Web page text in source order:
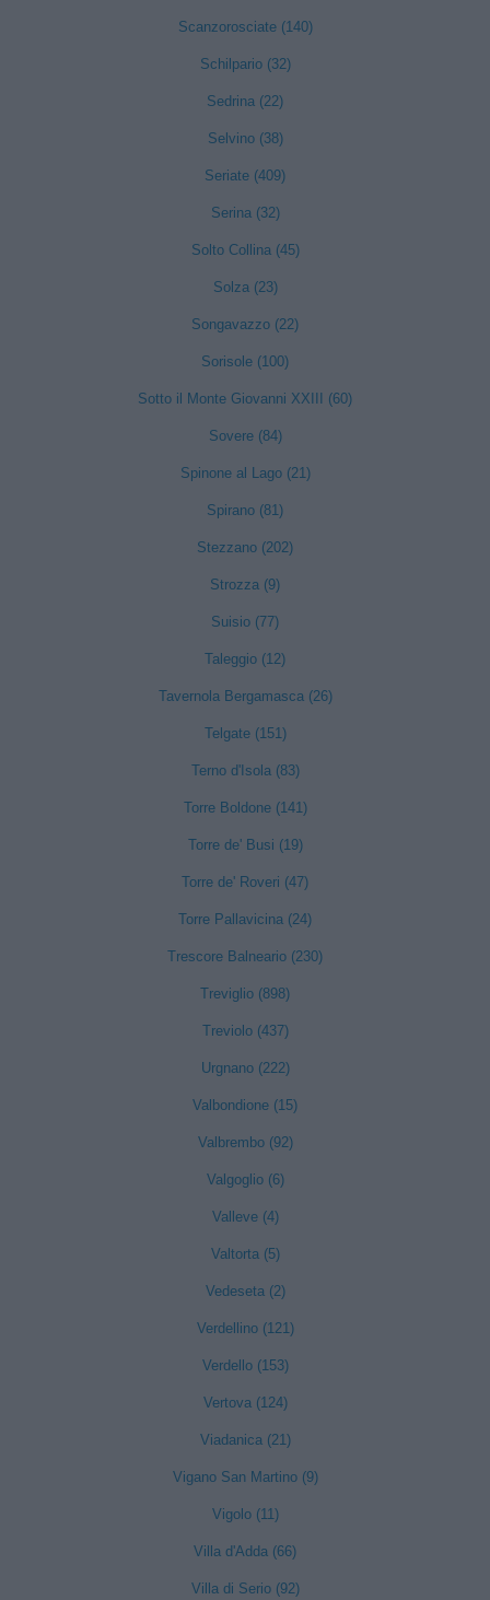
Scanzorosciate (140)
Schilpario (32)
Sedrina (22)
Selvino (38)
Seriate (409)
Serina (32)
Solto Collina (45)
Solza (23)
Songavazzo (22)
Sorisole (100)
Sotto il Monte Giovanni XXIII (60)
Sovere (84)
Spinone al Lago (21)
Spirano (81)
Stezzano (202)
Strozza (9)
Suisio (77)
Taleggio (12)
Tavernola Bergamasca (26)
Telgate (151)
Terno d'Isola (83)
Torre Boldone (141)
Torre de' Busi (19)
Torre de' Roveri (47)
Torre Pallavicina (24)
Trescore Balneario (230)
Treviglio (898)
Treviolo (437)
Urgnano (222)
Valbondione (15)
Valbrembo (92)
Valgoglio (6)
Valleve (4)
Valtorta (5)
Vedeseta (2)
Verdellino (121)
Verdello (153)
Vertova (124)
Viadanica (21)
Vigano San Martino (9)
Vigolo (11)
Villa d'Adda (66)
Villa di Serio (92)